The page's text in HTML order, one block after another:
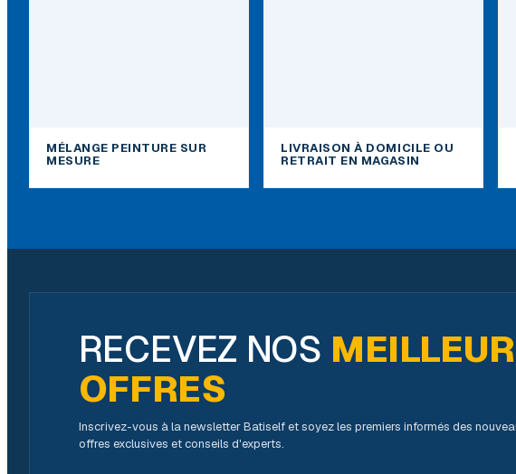
MÉLANGE PEINTURE SUR
MESURE
LIVRAISON À DOMICILE OU
RETRAIT EN MAGASIN
RECEVEZ NOS
OFFRES
Inscrivez-vous à la newsletter Batiself et soyez les premiers informés des
offres exclusives et conseils d'experts.